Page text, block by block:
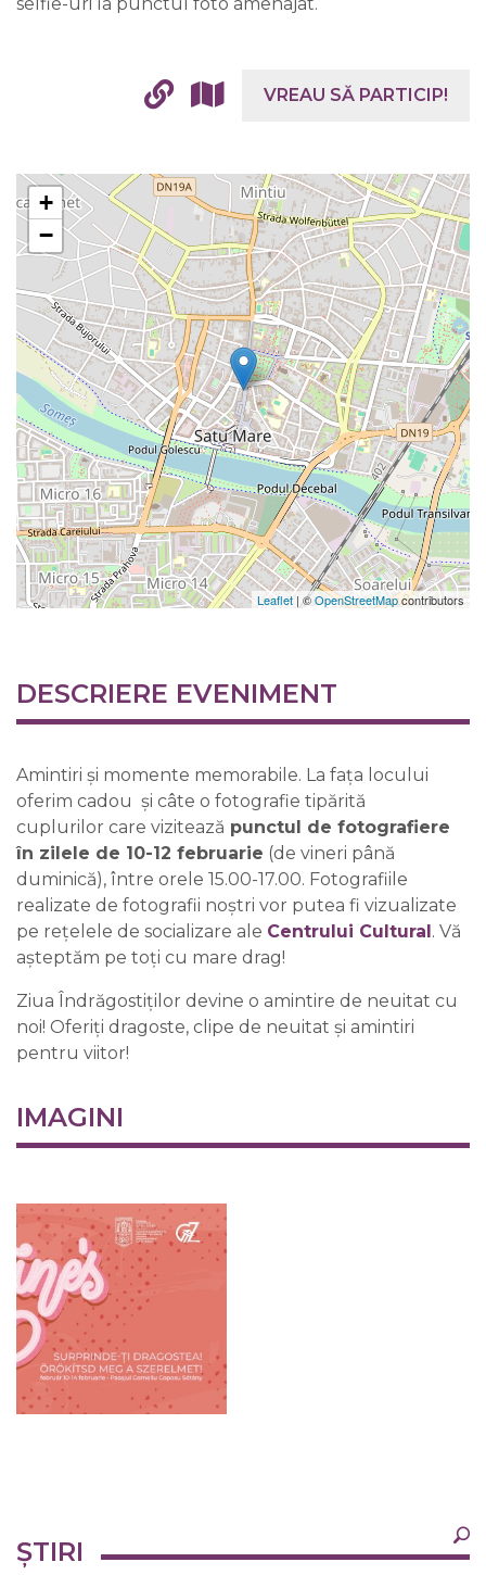
VREAU SĂ PARTICIP!
+
−
Leaflet | ©OpenStreetMapcontributors
DESCRIERE EVENIMENT
Amintiri și momente memorabile. La fața locului
oferim cadou și câte o fotografie tipărită
cuplurilor care vizitează punctul de fotografiere
în zilele de 10-12 februarie (de vineri până
duminică), între orele 15.00-17.00. Fotografiile
realizate de fotografii noștri vor putea fi vizualizate
pe rețelele de socializare ale Centrului Cultural. Vă
așteptăm pe toți cu mare drag!
Ziua Îndrăgostiților devine o amintire de neuitat cu
noi! Oferiți dragoste, clipe de neuitat și amintiri
pentru viitor!
IMAGINI
Ultimele Oricând ×
ȘTIRI